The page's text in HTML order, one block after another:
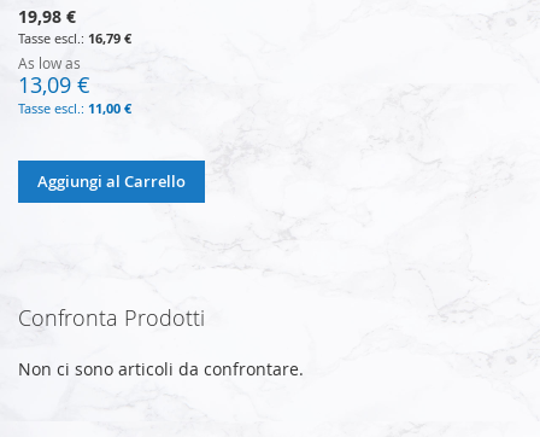
19,98 €
16,79 €
As low as
13,09 €
11,00 €
Aggiungi al Carrello
Confronta Prodotti
Non ci sono articoli da confrontare.